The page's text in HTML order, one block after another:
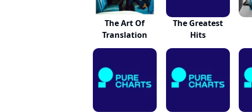
The Art Of
Translation
The Greatest
Hits